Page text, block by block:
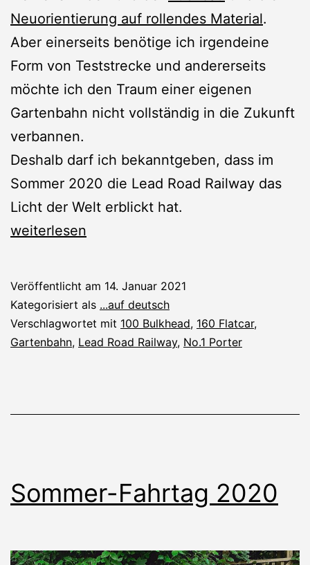
Neuorientierung auf rollendes Material.
Aber einerseits benötige ich irgendeine
Form von Teststrecke und andererseits
möchte ich den Traum einer eigenen
Gartenbahn nicht vollständig in die Zukunft
verbannen.
Deshalb darf ich bekanntgeben, dass im
Sommer 2020 die Lead Road Railway das
Licht der Welt erblickt hat.
Neue
Lead
Road
Railway
weiterlesen
Veröffentlicht am 14. Januar 2021
Kategorisiert als ...auf deutsch
Verschlagwortet mit 100 Bulkhead, 160 Flatcar,
Gartenbahn, Lead Road Railway, No.1 Porter
Sommer-Fahrtag 2020